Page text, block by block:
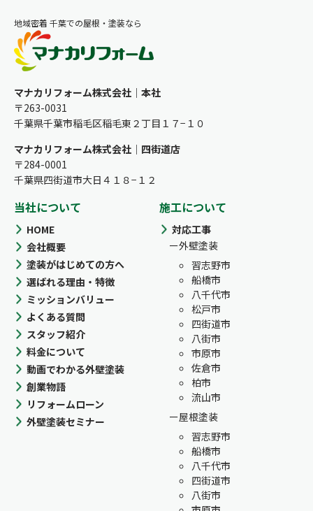
地域密着 千葉での屋根・塗装なら
マナカリフォーム株式会社｜本社
〒263-0031
千葉県千葉市稲毛区稲毛東２丁目１７−１０
マナカリフォーム株式会社｜四街道店
〒284-0001
千葉県四街道市大日４１８−１２
当社について
HOME
会社概要
塗装がはじめての方へ
選ばれる理由・特徴
ミッションバリュー
よくある質問
スタッフ紹介
料金について
動画でわかる外壁塗装
創業物語
リフォームローン
外壁塗装セミナー
施工について
対応工事
外壁塗装
習志野市
船橋市
八千代市
松戸市
四街道市
八街市
市原市
佐倉市
柏市
流山市
屋根塗装
習志野市
船橋市
八千代市
四街道市
八街市